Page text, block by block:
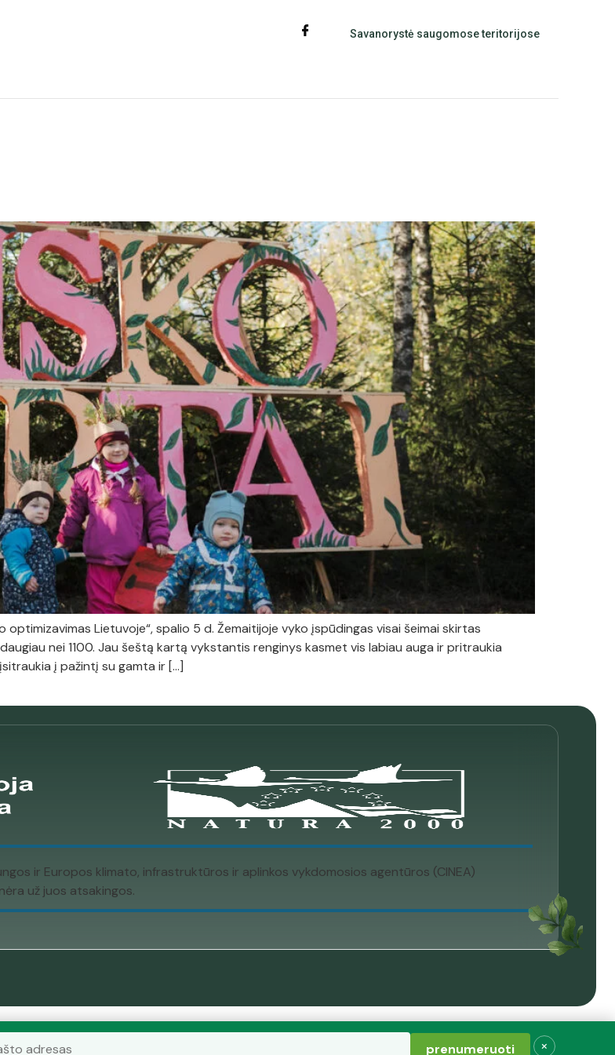
Savanorystė saugomose teritorijose
Lietuvoje“, spalio 5 d. Žemaitijoje vyko įspūdingas visai šeimai skirtas
nei 1100. Jau šeštą kartą vykstantis renginys kasmet vis labiau auga ir pritraukia
į pažintį su gamta ir […]
ir Europos klimato, infrastruktūros ir aplinkos vykdomosios agentūros (CINEA)
už juos atsakingos.
prenumeruoti ×